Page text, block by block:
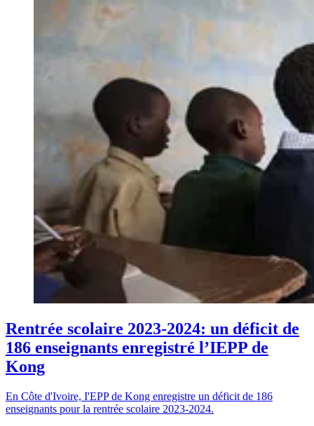
Rentrée scolaire 2023-2024: un déficit de
186 enseignants enregistré l’IEPP de
Kong
En Côte d'Ivoire, I'EPP de Kong enregistre un déficit de 186
enseignants pour la rentrée scolaire 2023-2024.